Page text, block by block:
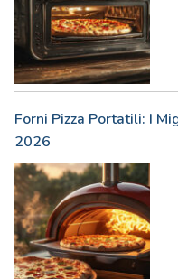
Forni Pizza Portatili: I
2026